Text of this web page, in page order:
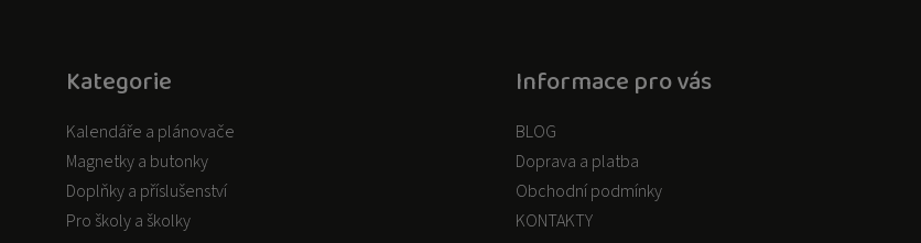
Kategorie
Kalendáře a plánovače
Magnetky a butonky
Doplňky a příslušenství
Pro školy a školky
Informace pro vás
BLOG
Doprava a platba
Obchodní podmínky
KONTAKTY